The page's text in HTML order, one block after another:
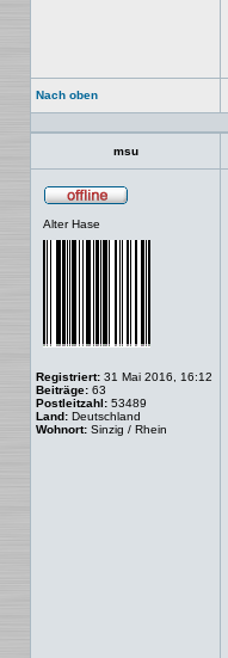
Nach oben
msu
Alter Hase
Registriert: 31 Mai 2016, 16:12
Beiträge: 63
Postleitzahl: 53489
Land: Deutschland
Wohnort: Sinzig / Rhein